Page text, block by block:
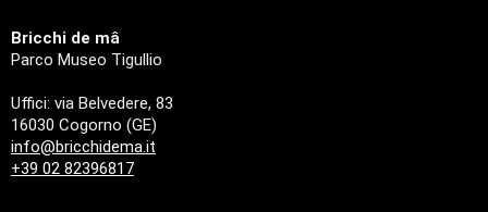
Bricchi de mâ
Parco Museo Tigullio
Uffici: via Belvedere, 83
16030 Cogorno (GE)
info@bricchidema.it
+39 02 82396817